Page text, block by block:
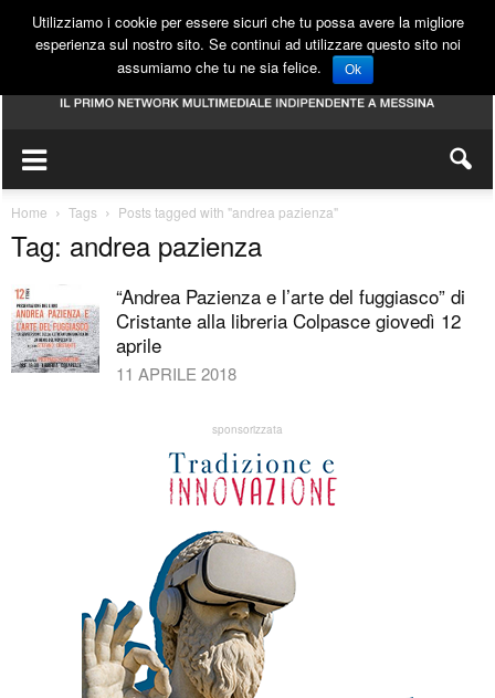
Home Tags Posts tagged with "andrea pazienza"
Tag: andrea pazienza
“Andrea Pazienza e l’arte del fuggiasco” di
Cristante alla libreria Colpasce giovedì 12
aprile
11 APRILE 2018
sponsorizzata
Utilizziamo i cookie per essere sicuri che tu possa avere la migliore
esperienza sul nostro sito. Se continui ad utilizzare questo sito noi
assumiamo che tu ne sia felice.
Ok